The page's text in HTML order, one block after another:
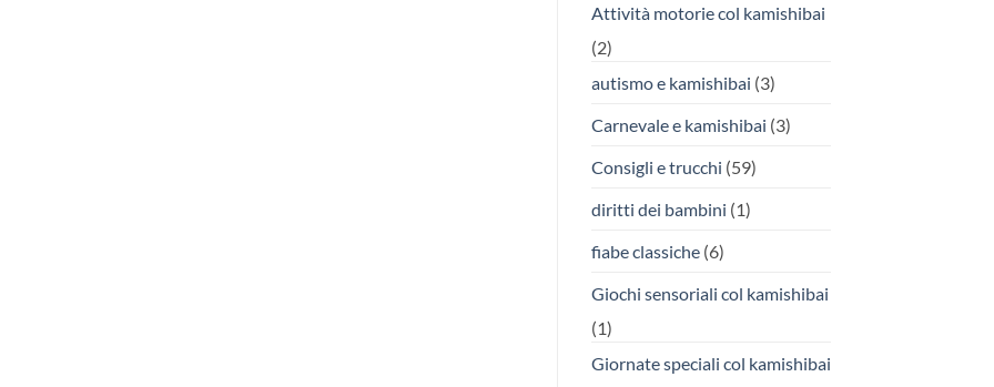
Attività motorie col kamishibai
(2)
autismo e kamishibai (3)
Carnevale e kamishibai (3)
Consigli e trucchi (59)
diritti dei bambini (1)
fiabe classiche(6)
Giochi sensoriali col kamishibai
(1)
Giornate speciali col kamishibai